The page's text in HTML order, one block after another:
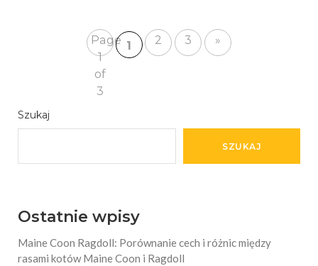
Page
1
of
3
1 2 3 »
Szukaj
SZUKAJ
Ostatnie wpisy
Maine Coon Ragdoll: Porównanie cech i różnic między
rasami kotów Maine Coon i Ragdoll